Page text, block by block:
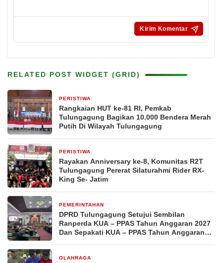
RELATED POST WIDGET (GRID)
PERISTIWA
Rangkaian HUT ke-81 RI, Pemkab
Tulungagung Bagikan 10.000 Bendera Merah
Putih Di Wilayah Tulungagung
PERISTIWA
Rayakan Anniversary ke-8, Komunitas R2T
Tulungagung Pererat Silaturahmi Rider RX-
King Se- Jatim
PEMERINTAHAN
DPRD Tulungagung Setujui Sembilan
Ranperda KUA – PPAS Tahun Anggaran 2027
Dan Sepakati KUA – PPAS Tahun Anggaran
OLAHRAGA